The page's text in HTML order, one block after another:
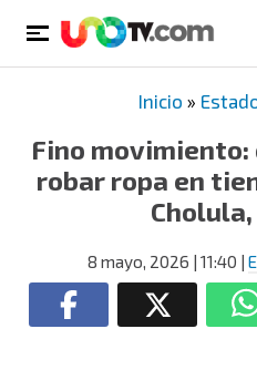
Inicio »
Fino
robar ropa en
8 mayo, 2026 | 11:40 |